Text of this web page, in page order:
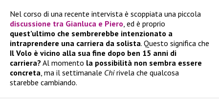
Nel corso di una recente intervista è scoppiata una piccola
discussione tra Gianluca e Piero, ed è proprio
quest’ultimo che sembrerebbe intenzionato a
intraprendere una carriera da solista. Questo significa che
Il Volo è vicino alla sua fine dopo ben 15 anni di
carriera? Al momento la possibilità non sembra essere
concreta, ma il settimanale Chirivela che qualcosa
starebbe cambiando.